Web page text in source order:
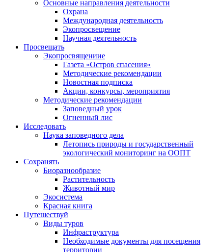
Основные направления деятельности
Охрана
Международная деятельность
Экопросвещение
Научная деятельность
Просвещать
Экопросвящениие
Газета «Остров спасения»
Методические рекомендации
Новостная подписка
Акции, конкурсы, мероприятия
Методические рекомендации
Заповедный урок
Огненный лис
Исследовать
Наука заповедного дела
Летопись природы и государственный
экологический мониторинг на ООПТ
Сохранять
Биоразнообразие
Растительность
Животный мир
Экосистема
Красная книга
Путешествуй
Виды туров
Инфраструктура
Необходимые документы для посещения
территории